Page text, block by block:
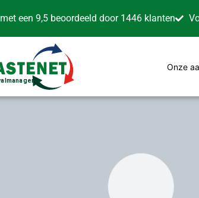
met een 9,5 beoordeeld door 1446 klanten
Onze